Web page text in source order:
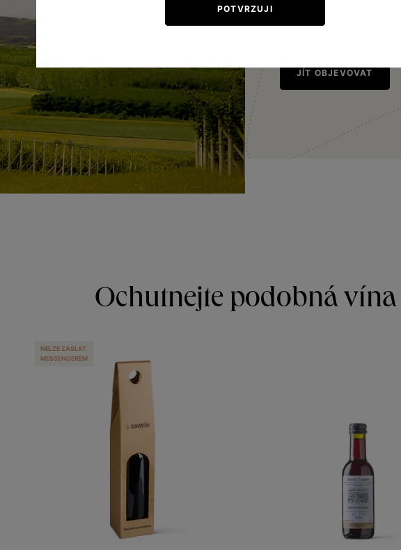
plnost, svěžest a
JÍT OBJEVOVAT
Ochutnejte podobná vína
NELZE ZASLAT
MESSENGEREM
POTVRZUJI